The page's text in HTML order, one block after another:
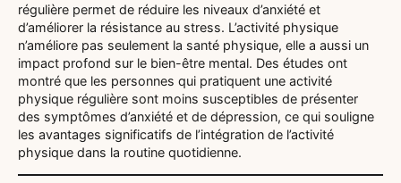
régulière permet de réduire les niveaux d’anxiété et
d’améliorer la résistance au stress. L’activité physique
n’améliore pas seulement la santé physique, elle a aussi un
impact profond sur le bien-être mental. Des études ont
montré que les personnes qui pratiquent une activité
physique régulière sont moins susceptibles de présenter
des symptômes d’anxiété et de dépression, ce qui souligne
les avantages significatifs de l’intégration de l’activité
physique dans la routine quotidienne.